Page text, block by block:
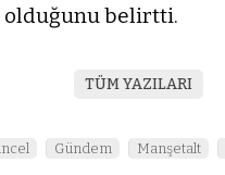
belirtti.
TÜM YAZILARI
Gündem
Manşetalt